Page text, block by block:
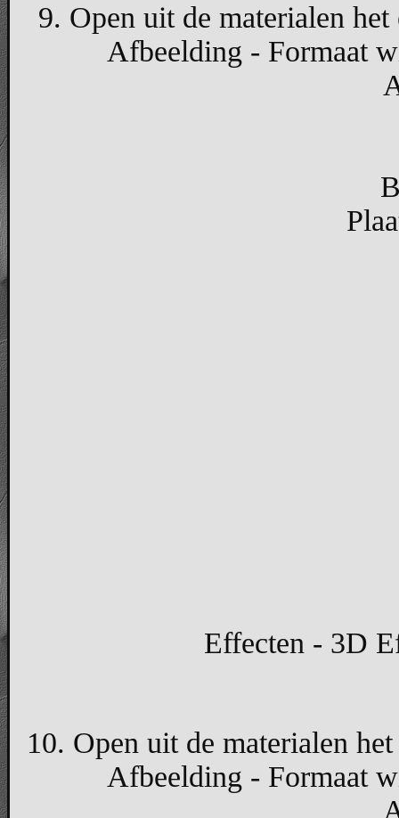
9. Open uit de materialen
Afbeelding - Formaat
Effecten - 3D
10. Open uit de materialen
Afbeelding - Formaat